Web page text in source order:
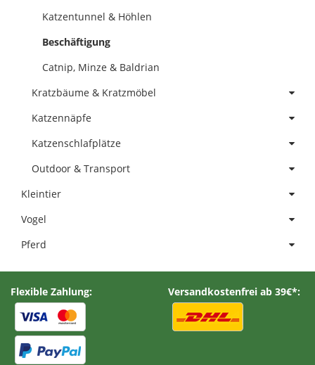
Katzentunnel & Höhlen
Beschäftigung
Catnip, Minze & Baldrian
Kratzbäume & Kratzmöbel
Katzennäpfe
Katzenschlafplätze
Outdoor & Transport
Kleintier
Vogel
Pferd
Flexible Zahlung: Versandkostenfrei ab 39€*: